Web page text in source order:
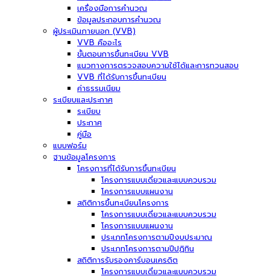
เครื่องมือการคำนวณ
ข้อมูลประกอบการคำนวณ
ผู้ประเมินภายนอก (VVB)
VVB คืออะไร
ขั้นตอนการขึ้นทะเบียน VVB
แนวทางการตรวจสอบความใช้ได้และการทวนสอบ
VVB ที่ได้รับการขึ้นทะเบียน
ค่าธรรมเนียม
ระเบียบและประกาศ
ระเบียบ
ประกาศ
คู่มือ
แบบฟอร์ม
ฐานข้อมูลโครงการ
โครงการที่ได้รับการขึ้นทะเบียน
โครงการแบบเดี่ยวและแบบควบรวม
โครงการแบบแผนงาน
สถิติการขึ้นทะเบียนโครงการ
โครงการแบบเดี่ยวและแบบควบรวม
โครงการแบบแผนงาน
ประเภทโครงการตามปีงบประมาณ
ประเภทโครงการตามปีปฏิทิน
สถิติการรับรองคาร์บอนเครดิต
โครงการแบบเดี่ยวและแบบควบรวม